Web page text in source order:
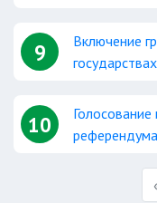
9
Включение
10
референдума